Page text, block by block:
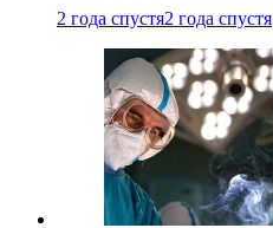
2 года спустя2 года спустя